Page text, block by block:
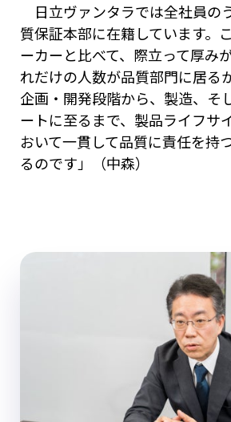
日立ヴァンタラでは全社員の
質保証本部に在籍しています。
ーカーと比べて、際立って厚み
れだけの人数が品質部門に居る
企画・開発段階から、製造、そ
ートに至るまで、製品ライフサ
おいて一貫して品質に責任を持
るのです」（中森）